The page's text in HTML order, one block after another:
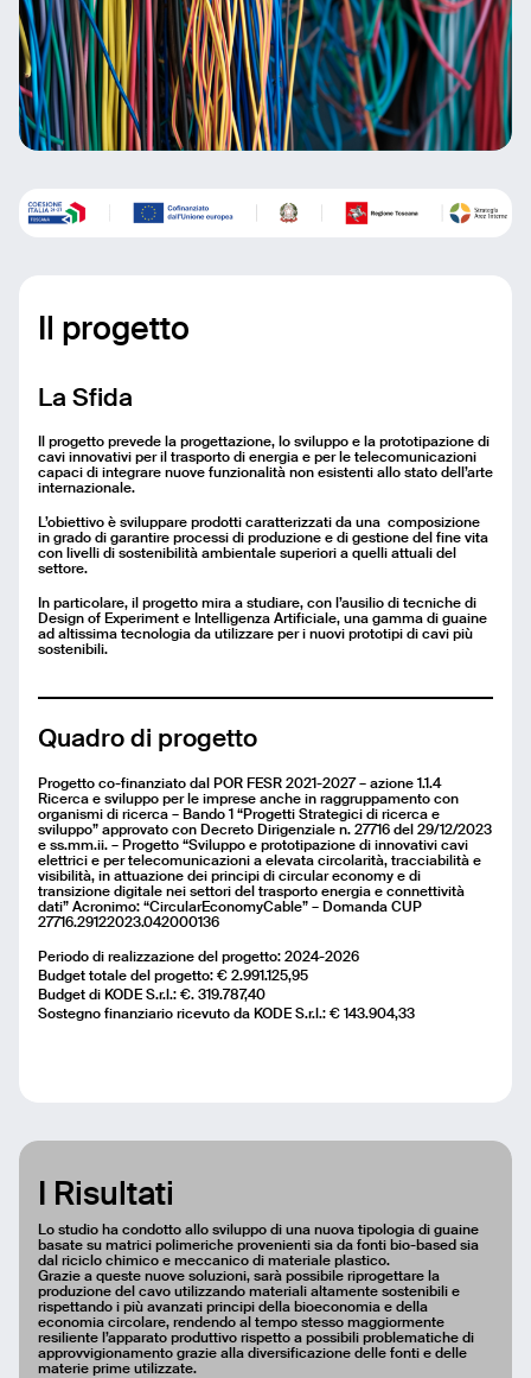
Il progetto
La Sfida
Il progetto prevede la progettazione, lo sviluppo e la prototipazione di
cavi innovativi per il trasporto di energia e per le telecomunicazioni
capaci di integrare nuove funzionalità non esistenti allo stato dell’arte
internazionale.
L’obiettivo è sviluppare prodotti caratterizzati da una composizione
in grado di garantire processi di produzione e di gestione del fine vita
con livelli di sostenibilità ambientale superiori a quelli attuali del
settore.
In particolare, il progetto mira a studiare, con l’ausilio di tecniche di
Design of Experiment e Intelligenza Artificiale, una gamma di guaine
ad altissima tecnologia da utilizzare per i nuovi prototipi di cavi più
sostenibili.
Quadro di progetto
Progetto co-finanziato dal POR FESR 2021-2027 – azione 1.1.4
Ricerca e sviluppo per le imprese anche in raggruppamento con
organismi di ricerca – Bando 1 “Progetti Strategici di ricerca e
sviluppo” approvato con Decreto Dirigenziale n. 27716 del 29/12/2023
e ss.mm.ii. – Progetto “Sviluppo e prototipazione di innovativi cavi
elettrici e per telecomunicazioni a elevata circolarità, tracciabilità e
visibilità, in attuazione dei principi di circular economy e di
transizione digitale nei settori del trasporto energia e connettività
dati” Acronimo: “CircularEconomyCable” – Domanda CUP
27716.29122023.042000136
Periodo di realizzazione del progetto: 2024-2026
Budget totale del progetto: € 2.991.125,95
Budget di KODE S.r.l.: €. 319.787,40
Sostegno finanziario ricevuto da KODE S.r.l.: € 143.904,33
I Risultati
Lo studio ha condotto allo sviluppo di una nuova tipologia di guaine
basate su matrici polimeriche provenienti sia da fonti bio-based sia
dal riciclo chimico e meccanico di materiale plastico.
Grazie a queste nuove soluzioni, sarà possibile riprogettare la
produzione del cavo utilizzando materiali altamente sostenibili e
rispettando i più avanzati principi della bioeconomia e della
economia circolare, rendendo al tempo stesso maggiormente
resiliente l’apparato produttivo rispetto a possibili problematiche di
approvvigionamento grazie alla diversificazione delle fonti e delle
materie prime utilizzate.
Name
Message
Send